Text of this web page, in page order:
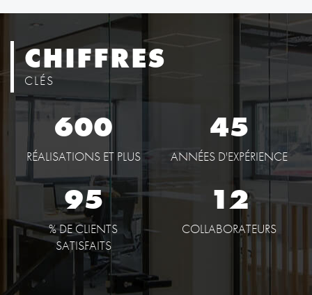
CHIFFRES
CLÉS
600
RÉALISATIONS ET PLUS
45
ANNÉES D'EXPÉRIENCE
95
% DE CLIENTS
SATISFAITS
12
COLLABORATEURS